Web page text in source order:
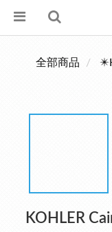
全部商品
KOHLER